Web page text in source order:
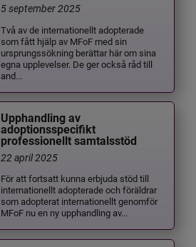
5 september 2025
Två av de internationellt adopterade
som fått hjälp av MFoF med sin
ursprungssökning berättar här om sina
egna upplevelser. De ger också råd till
and...
Upphandling av
adoptionsspecifikt
professionellt samtalsstöd
22 april 2025
För att fortsatt kunna erbjuda stöd till
internationellt adopterade och föräldrar
som adopterat internationellt genomför
MFoF nu en ny upphandling av...